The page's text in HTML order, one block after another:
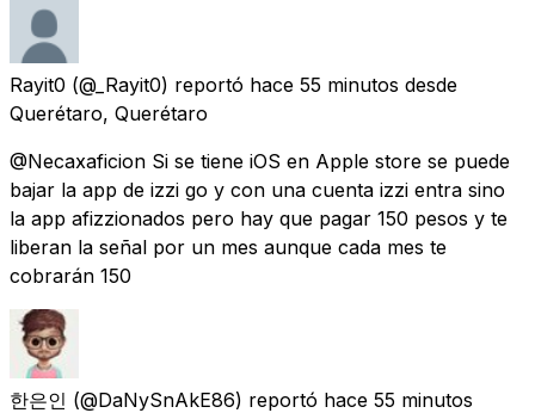
Rayit0 (@_Rayit0) reportó hace 55 minutos desde
Querétaro, Querétaro
@Necaxaficion Si se tiene iOS en Apple store se puede
bajar la app de izzi go y con una cuenta izzi entra sino
la app afizzionados pero hay que pagar 150 pesos y te
liberan la señal por un mes aunque cada mes te
cobrarán 150
한은인 (@DaNySnAkE86) reportó hace 55 minutos